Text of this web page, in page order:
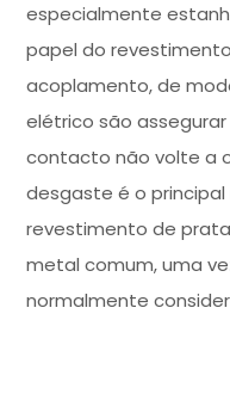
especialmente
papel do
acoplamento, de
elétrico são
contacto não volte a
desgaste é o
revestimento de
metal comum, uma
normalmente